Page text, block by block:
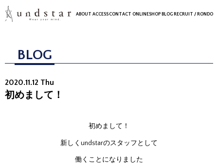
ABOUT ACCESSCONTACT ONLINESHOP BLOG RECRUIT / RONDO
BLOG
2020.11.12 Thu
初めまして！
初めまして！
新しくundstarのスタッフとして
働くことになりました